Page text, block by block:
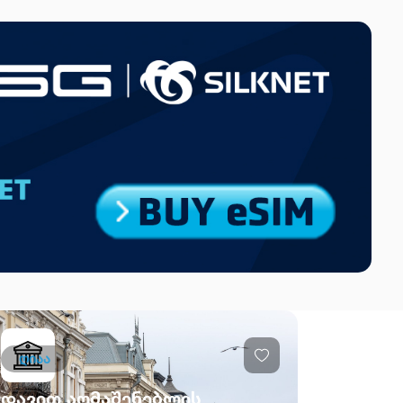
ღიაა
დავით აღმაშენებლის